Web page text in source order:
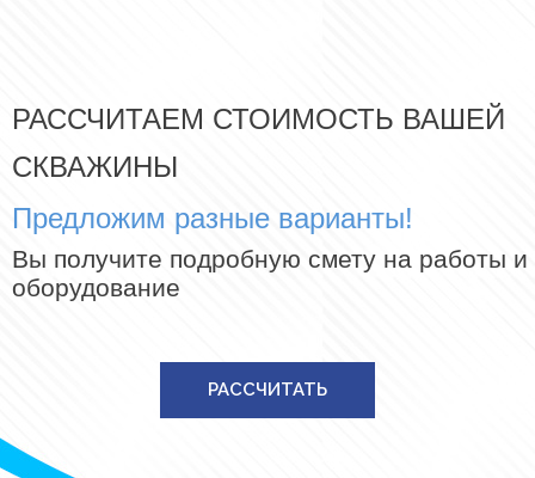
РАССЧИТАЕМ СТОИМОСТЬ ВАШЕЙ
СКВАЖИНЫ
Предложим разные варианты!
Вы получите подробную смету на работы и
оборудование
РАССЧИТАТЬ